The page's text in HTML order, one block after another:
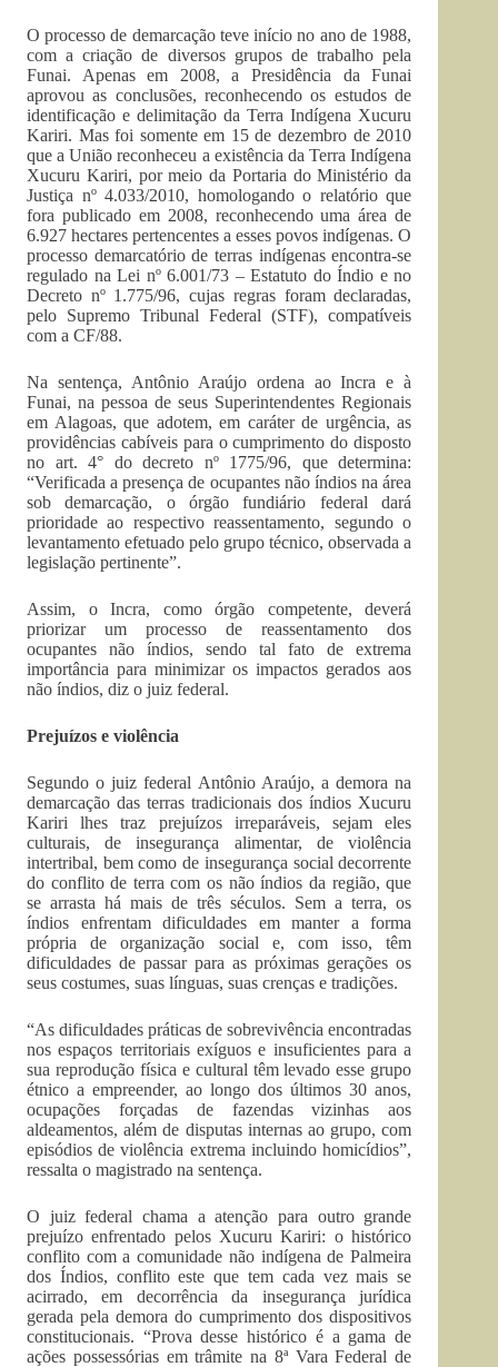
O processo de demarcação teve início no ano de 1988,
com a criação de diversos grupos de trabalho pela
Funai. Apenas em 2008, a Presidência da Funai
aprovou as conclusões, reconhecendo os estudos de
identificação e delimitação da Terra Indígena Xucuru
Kariri. Mas foi somente em 15 de dezembro de 2010
que a União reconheceu a existência da Terra Indígena
Xucuru Kariri, por meio da Portaria do Ministério da
Justiça nº 4.033/2010, homologando o relatório que
fora publicado em 2008, reconhecendo uma área de
6.927 hectares pertencentes a esses povos indígenas. O
processo demarcatório de terras indígenas encontra-se
regulado na Lei nº 6.001/73 – Estatuto do Índio e no
Decreto nº 1.775/96, cujas regras foram declaradas,
pelo Supremo Tribunal Federal (STF), compatíveis
com a CF/88.
Na sentença, Antônio Araújo ordena ao Incra e à
Funai, na pessoa de seus Superintendentes Regionais
em Alagoas, que adotem, em caráter de urgência, as
providências cabíveis para o cumprimento do disposto
no art. 4° do decreto nº 1775/96, que determina:
“Verificada a presença de ocupantes não índios na área
sob demarcação, o órgão fundiário federal dará
prioridade ao respectivo reassentamento, segundo o
levantamento efetuado pelo grupo técnico, observada a
legislação pertinente”.
Assim, o Incra, como órgão competente, deverá
priorizar um processo de reassentamento dos
ocupantes não índios, sendo tal fato de extrema
importância para minimizar os impactos gerados aos
não índios, diz o juiz federal.
Prejuízos e violência
Segundo o juiz federal Antônio Araújo, a demora na
demarcação das terras tradicionais dos índios Xucuru
Kariri lhes traz prejuízos irreparáveis, sejam eles
culturais, de insegurança alimentar, de violência
intertribal, bem como de insegurança social decorrente
do conflito de terra com os não índios da região, que
se arrasta há mais de três séculos. Sem a terra, os
índios enfrentam dificuldades em manter a forma
própria de organização social e, com isso, têm
dificuldades de passar para as próximas gerações os
seus costumes, suas línguas, suas crenças e tradições.
“As dificuldades práticas de sobrevivência encontradas
nos espaços territoriais exíguos e insuficientes para a
sua reprodução física e cultural têm levado esse grupo
étnico a empreender, ao longo dos últimos 30 anos,
ocupações forçadas de fazendas vizinhas aos
aldeamentos, além de disputas internas ao grupo, com
episódios de violência extrema incluindo homicídios”,
ressalta o magistrado na sentença.
O juiz federal chama a atenção para outro grande
prejuízo enfrentado pelos Xucuru Kariri: o histórico
conflito com a comunidade não indígena de Palmeira
dos Índios, conflito este que tem cada vez mais se
acirrado, em decorrência da insegurança jurídica
gerada pela demora do cumprimento dos dispositivos
constitucionais. “Prova desse histórico é a gama de
ações possessórias em trâmite na 8ª Vara Federal de